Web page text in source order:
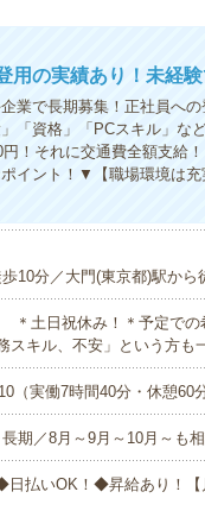
用の実績あり！未経
業で長期募集！正社員へ
「資格」「PCスキル」な
！それに交通費全額支給
イント！▼【職場環境は
10分／大門(東京都)駅から
土日祝休み！＊予定での
スキル、不安」という方も
（実働7時間40分・休憩60分
期／8月～9月～10月～も
払いOK！◆昇給あり！【